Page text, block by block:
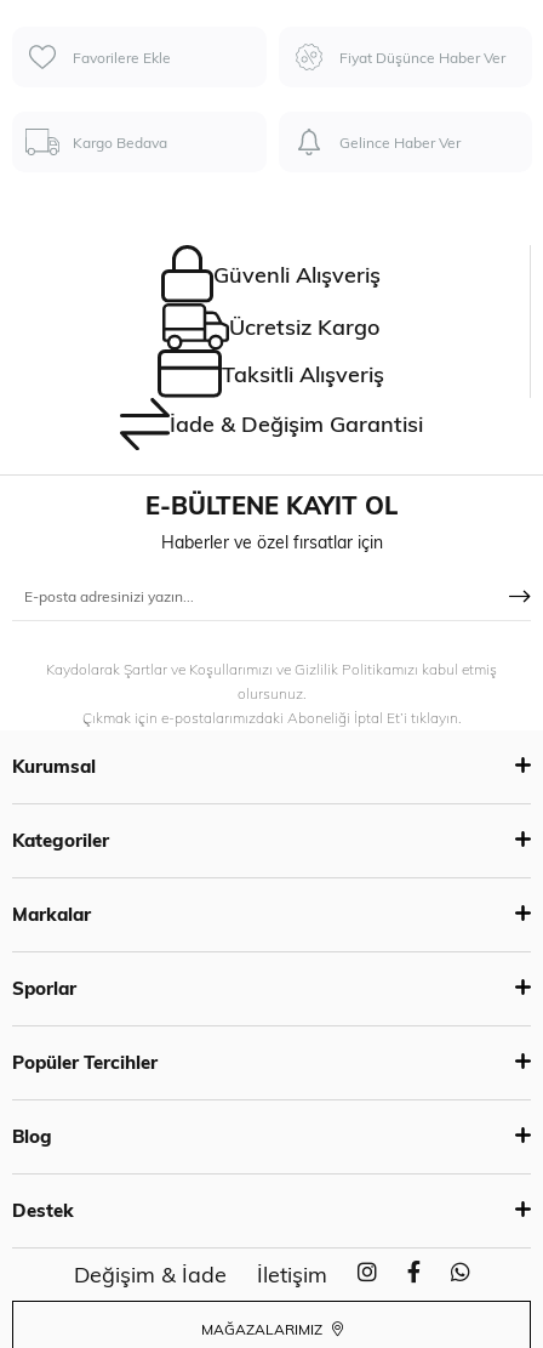
Favorilere Ekle Fiyat Düşünce Haber Ver
Kargo Bedava Gelince Haber Ver
Güvenli Alışveriş
Ücretsiz Kargo
Taksitli Alışveriş
İade & Değişim Garantisi
E-BÜLTENE KAYIT OL
Haberler ve özel fırsatlar için
Kaydolarak Şartlar ve Koşullarımızı ve Gizlilik Politikamızı kabul etmiş
olursunuz.
Çıkmak için e-postalarımızdaki Aboneliği İptal Et’i tıklayın.
Kurumsal
Kategoriler
Markalar
Sporlar
Popüler Tercihler
Blog
Destek
Değişim & İade İletişim
MAĞAZALARIMIZ